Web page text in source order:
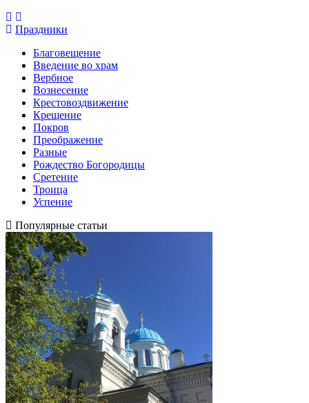
Праздники
Благовещение
Введение во храм
Вербное
Вознесение
Крестовоздвижение
Крещение
Покров
Преображение
Разные
Рождество Богородицы
Сретение
Троица
Успение
Популярные статьи